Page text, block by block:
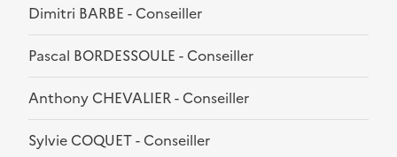
Dimitri BARBE - Conseiller
Pascal BORDESSOULE - Conseiller
Anthony CHEVALIER - Conseiller
Sylvie COQUET - Conseiller